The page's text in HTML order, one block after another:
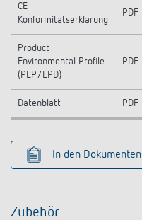
CE
Konformitätserklärung
PDF
Product
Environmental Profile
(PEP/EPD)
PDF
Datenblatt PDF
In den
Zubehör